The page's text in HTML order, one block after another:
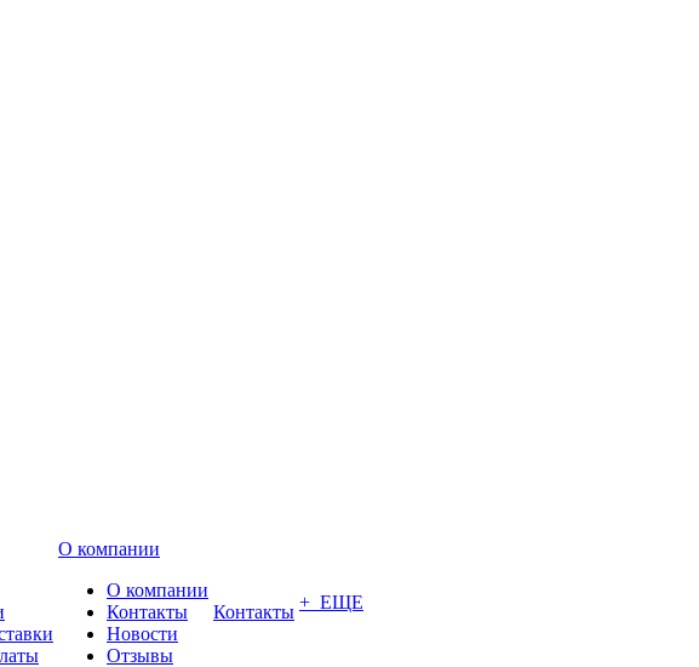
О компании
О компании
Контакты
Новости
Отзывы
Контакты + ЕЩЕ